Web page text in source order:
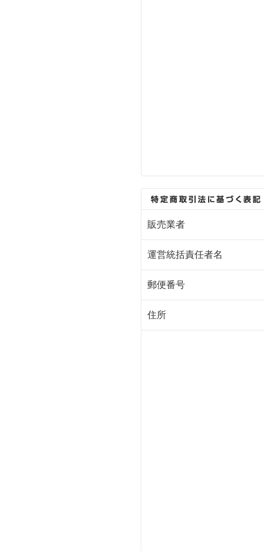
販売業者
運営統括責任者名
郵便番号
住所